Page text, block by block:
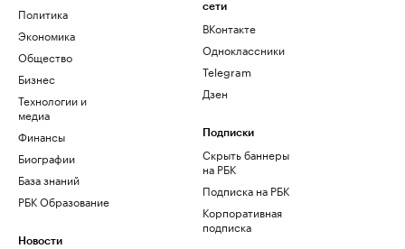
Политика
Экономика
Общество
Бизнес
Технологии и
медиа
Финансы
Биографии
База знаний
РБК Образование
Новости
сети
ВКонтакте
Одноклассники
Telegram
Дзен
Подписки
Скрыть баннеры
на РБК
Подписка на РБК
Корпоративная
подписка